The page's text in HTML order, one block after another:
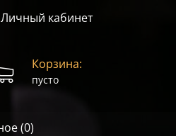
Личный кабинет
Корзина:
пусто
(0)